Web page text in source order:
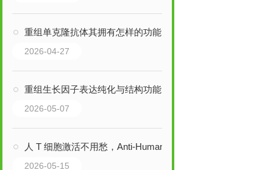
重组单克隆抗体其拥有怎样的功能呢？
2026-04-27
重组生长因子表达纯化与结构功能特性分析
2026-05-07
人 T 细胞激活不用愁，Anti-Human CD3+CD28 抗体协同增效
2026-05-15